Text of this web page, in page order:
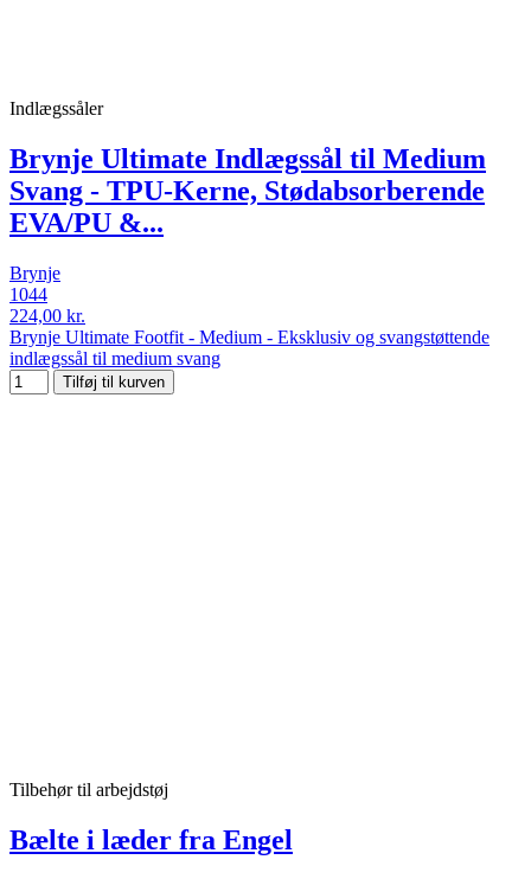
Indlægssåler
Brynje Ultimate Indlægssål til Medium
Svang - TPU-Kerne, Stødabsorberende
EVA/PU &...
Brynje
1044
224,00 kr.
Brynje Ultimate Footfit - Medium - Eksklusiv og svangstøttende
indlægssål til medium svang
Tilføj til kurven
Tilbehør til arbejdstøj
Bælte i læder fra Engel